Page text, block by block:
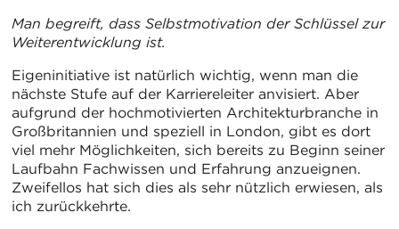
Man begreift, dass Selbstmotivation der Schlüssel zur
Weiterentwicklung ist.
Eigeninitiative ist natürlich wichtig, wenn man die
nächste Stufe auf der Karriereleiter anvisiert. Aber
aufgrund der hochmotivierten Architekturbranche in
Großbritannien und speziell in London, gibt es dort
viel mehr Möglichkeiten, sich bereits zu Beginn seiner
Laufbahn Fachwissen und Erfahrung anzueignen.
Zweifellos hat sich dies als sehr nützlich erwiesen, als
ich zurückkehrte.